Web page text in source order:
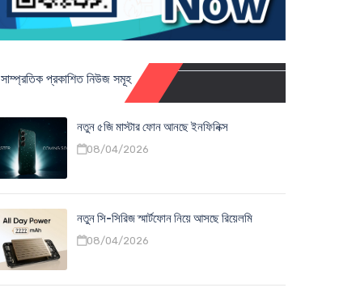
সাম্প্রতিক প্রকাশিত নিউজ সমূহ
নতুন ৫জি মাস্টার ফোন আনছে ইনফিনিক্স
08/04/2026
নতুন সি-সিরিজ স্মার্টফোন নিয়ে আসছে রিয়েলমি
08/04/2026